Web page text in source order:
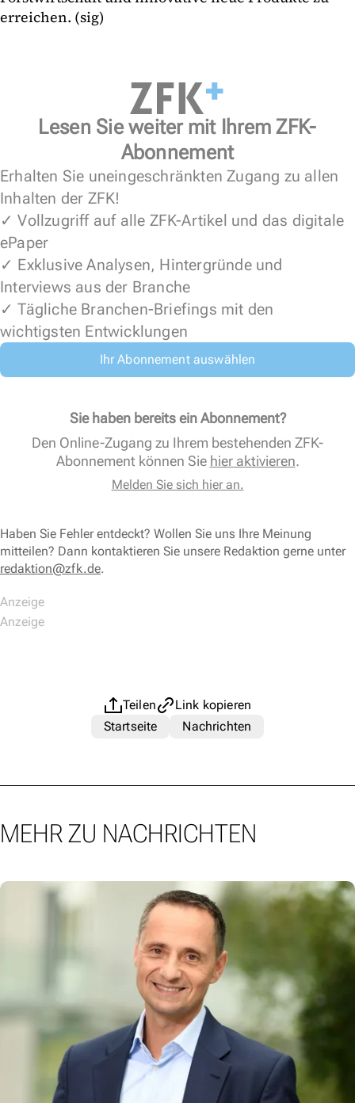
erreichen. (sig)
Lesen Sie weiter mit Ihrem ZFK-
Abonnement
Erhalten Sie uneingeschränkten Zugang zu allen
Inhalten der ZFK!
✓ Vollzugriff auf alle ZFK-Artikel und das digitale
ePaper
✓ Exklusive Analysen, Hintergründe und
Interviews aus der Branche
✓ Tägliche Branchen-Briefings mit den
wichtigsten Entwicklungen
Ihr Abonnement auswählen
Sie haben bereits ein Abonnement?
Den Online-Zugang zu Ihrem bestehenden ZFK-
Abonnement können Sie hier aktivieren.
Melden Sie sich hier an.
Haben Sie Fehler entdeckt? Wollen Sie uns Ihre Meinung
mitteilen? Dann kontaktieren Sie unsere Redaktion gerne unter
redaktion@zfk.de.
Teilen
Link kopieren
Startseite
Nachrichten
MEHR ZU NACHRICHTEN